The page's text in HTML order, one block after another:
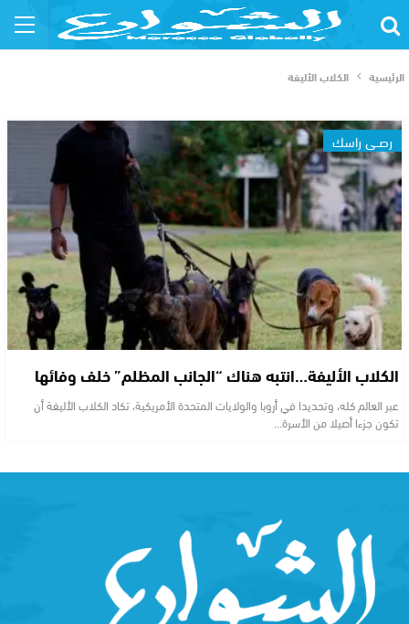
الرئيسية الكلاب الأليفة
رصــي راسك
الكلاب الأليفة…انتبه هناك “الجانب المظلم” خلف وفائها
عبر العالم كله، وتحديدا في أروبا والولايات المتحدة الأمريكية، تكاد الكلاب الأليفة أن
تكون جزءا أصيلا من الأسرة…